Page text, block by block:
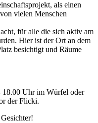
als einen
vielen Menschen
für alle die sich aktiv am
Hier ist der Ort an dem
besichtigt und Räume
18.00 Uhr im Würfel oder
der Flicki.